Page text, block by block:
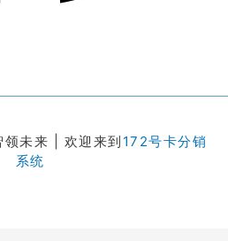
未来 | 欢迎来到 172号卡分销
系统